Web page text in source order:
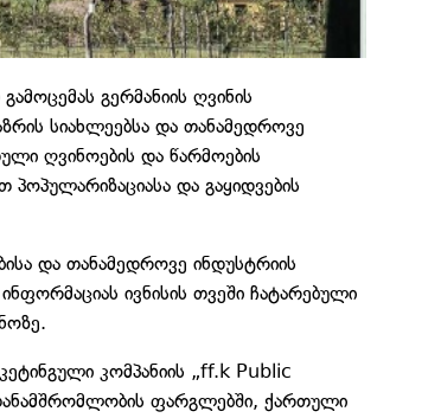
გერმანიის ღვინის
სიახლეებსა და თანამედროვე
ღვინოების და წარმოების
და გაყიდვების
და თანამედროვე ინდუსტრიის
ივნისის თვეში ჩატარებული
კომპანიის „ff.k Public
ფარგლებში, ქართული